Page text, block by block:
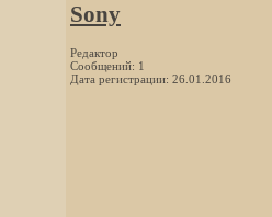
Sony
Редактор
Сообщений: 1
Дата регистрации: 26.01.2016